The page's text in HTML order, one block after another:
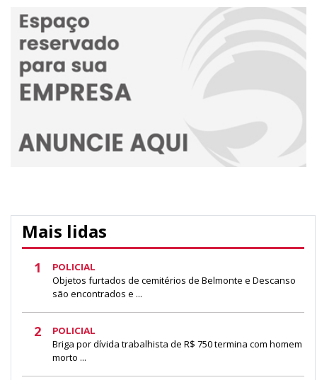
Mais lidas
1 POLICIAL
Objetos furtados de cemitérios de Belmonte e Descanso
são encontrados e ...
2 POLICIAL
Briga por dívida trabalhista de R$ 750 termina com homem
morto ...